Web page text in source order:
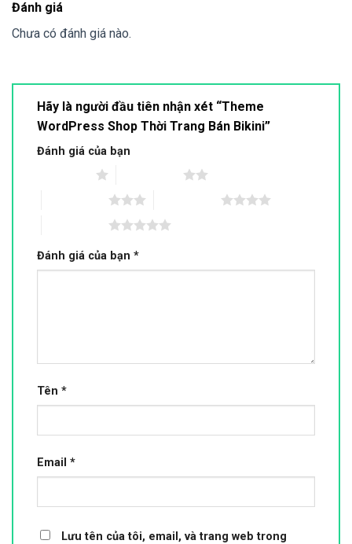
Đánh giá
Chưa có đánh giá nào.
Hãy là người đầu tiên nhận xét “Theme
WordPress Shop Thời Trang Bán Bikini”
Đánh giá của bạn
Đánh giá của bạn *
Tên *
Email *
Lưu tên của tôi, email, và trang web trong